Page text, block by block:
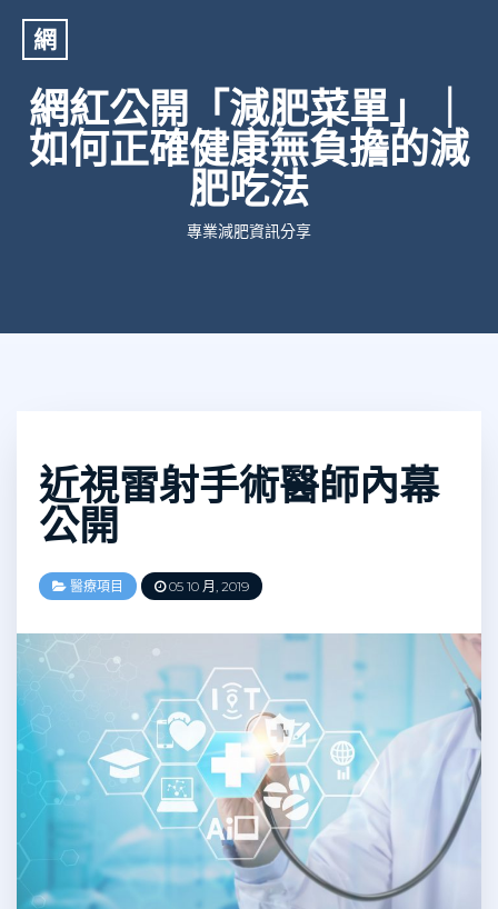
網
網紅公開「減肥菜單」｜
如何正確健康無負擔的減
肥吃法
專業減肥資訊分享
近視雷射手術醫師內幕
公開
醫療項目 05 10 月, 2019